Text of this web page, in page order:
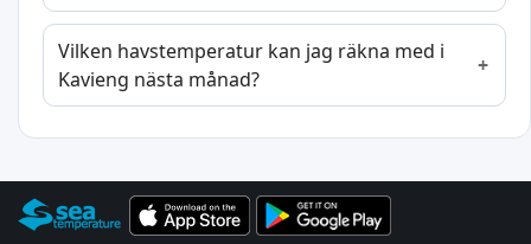
Vilken havstemperatur kan jag räkna med i
Kavieng nästa månad?